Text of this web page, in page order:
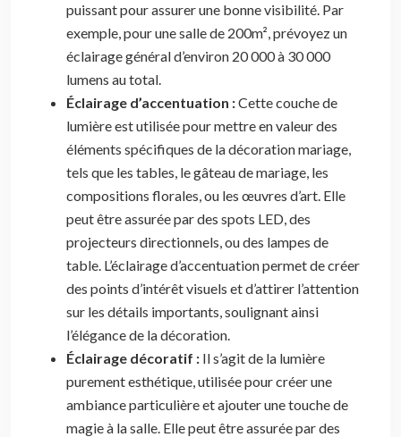
puissant pour assurer une bonne visibilité. Par
exemple, pour une salle de 200m², prévoyez un
éclairage général d’environ 20 000 à 30 000
lumens au total.
Éclairage d’accentuation :Cette couche de
lumière est utilisée pour mettre en valeur des
éléments spécifiques de la décoration mariage,
tels que les tables, le gâteau de mariage, les
compositions florales, ou les œuvres d’art. Elle
peut être assurée par des spots LED, des
projecteurs directionnels, ou des lampes de
table. L’éclairage d’accentuation permet de créer
des points d’intérêt visuels et d’attirer l’attention
sur les détails importants, soulignant ainsi
l’élégance de la décoration.
Éclairage décoratif : Il s’agit de la lumière
purement esthétique, utilisée pour créer une
ambiance particulière et ajouter une touche de
magie à la salle. Elle peut être assurée par des